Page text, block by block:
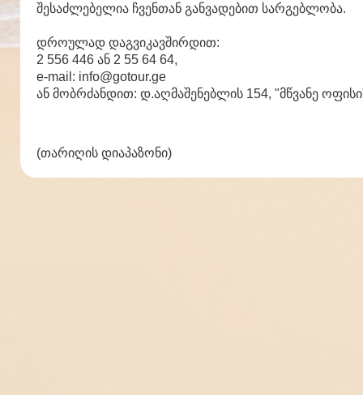
შესაძლებელია ჩვენთან განვადებით სარგებლობა.
დროულად დაგვიკავშირდით:
2 556 446 ან 2 55 64 64,
e-mail: info@gotour.ge
ან მობრძანდით: დ.აღმაშენებლის 154, "მწვანე
(თარიღის დიაპაზონი)